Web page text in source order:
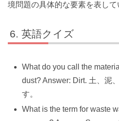
境問題の具体的な要素を表して
英語クイズ
What do you call the
dust? Answer: Dirt. 土、泥
す。
What is the term for waste